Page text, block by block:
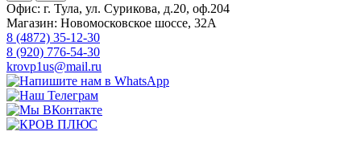
Офис: г. Тула, ул. Сурикова, д.20, оф.204
Магазин: Новомосковское шоссе, 32А
8 (4872) 35-12-30
8 (920) 776-54-30
krovp1us@mail.ru